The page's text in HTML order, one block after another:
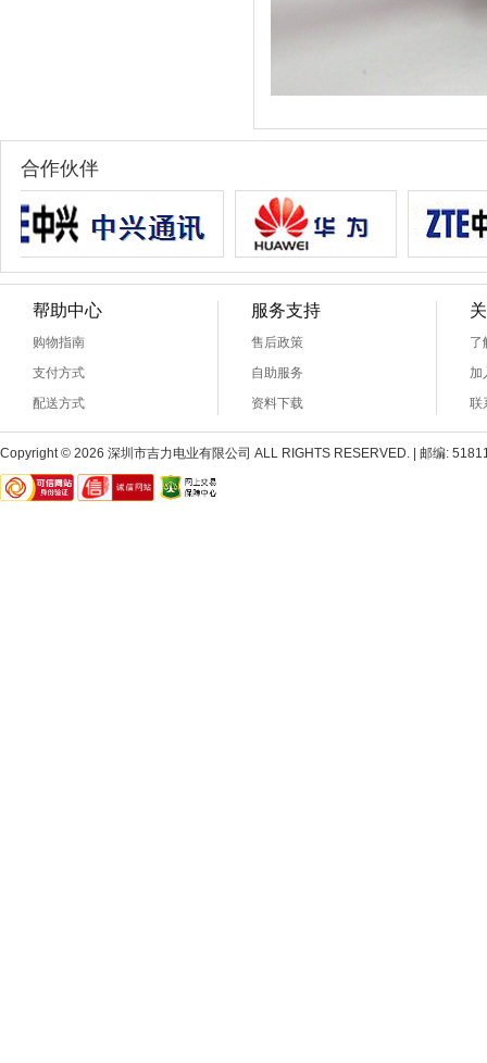
合作伙伴
帮助中心
购物指南
支付方式
配送方式
服务支持
售后政策
自助服务
资料下载
了
加
联
Copyright © 2026 深圳市吉力电业有限公司 ALL RIGHTS RESERVED. | 邮编: